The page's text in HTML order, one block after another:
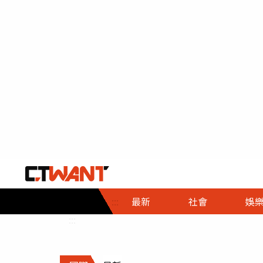
::: 最新 社會
社會首頁
時事
調查
娛樂
娛樂首頁
即時
財經首頁
熱線
政